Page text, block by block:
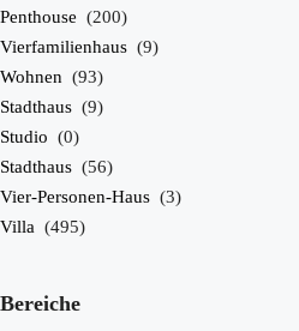
Landhaus in Fuente Álamo
€620,048
146
VILLA
Penthouse (200)
Vierfamilienhaus (9)
Wohnen (93)
Stadthaus (9)
Studio (0)
Stadthaus (56)
Vier-Personen-Haus (3)
Villa (495)
Bereiche